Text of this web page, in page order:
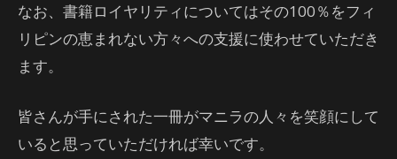
なお、書籍ロイヤリティについてはその100％をフィ
リピンの恵まれない方々への支援に使わせていただき
ます。
皆さんが手にされた一冊がマニラの人々を笑顔にして
いると思っていただければ幸いです。